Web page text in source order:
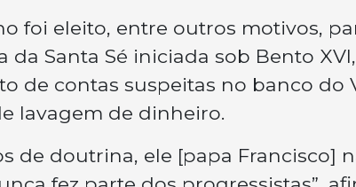
foi eleito, entre outros motivos,
da Santa Sé iniciada sob Bento
de contas suspeitas no banco do
lavagem de dinheiro.
de doutrina, ele [papa Francisco]